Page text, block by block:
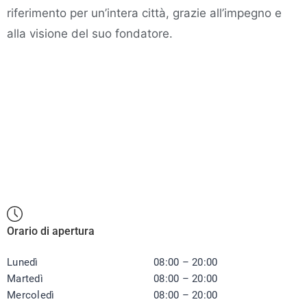
riferimento per un’intera città, grazie all’impegno e
alla visione del suo fondatore.
Orario di apertura
Lunedì
Martedì
Mercoledì
08:00 – 20:00
08:00 – 20:00
08:00 – 20:00